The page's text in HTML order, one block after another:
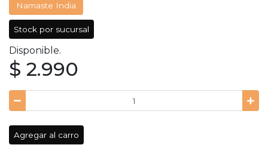
Namaste India
Stock por sucursal
Disponible.
$ 2.990
Agregar al carro